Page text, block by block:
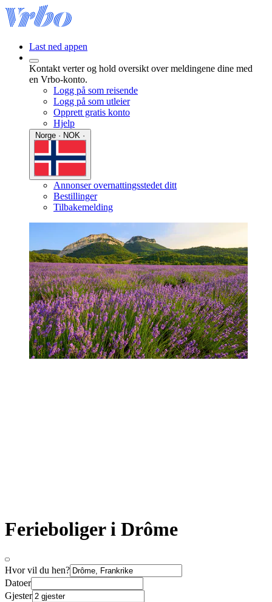
Last ned appen
Kontakt verter og hold oversikt over meldingene dine med
en Vrbo-konto.
Logg på som reisende
Logg på som utleier
Opprett gratis konto
Hjelp
Annonser overnattingsstedet ditt
Bestillinger
Tilbakemelding
Ferieboliger i Drôme
Hvor vil du hen?
Datoer
Gjester